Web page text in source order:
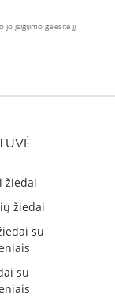
jo įsigijimo galėsite jį
žiedai
žiedai
su
su